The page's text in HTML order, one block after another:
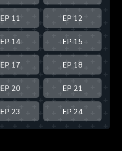
EP 11 EP 12
EP 14 EP 15
EP 17 EP 18
EP 20 EP 21
EP 23 EP 24